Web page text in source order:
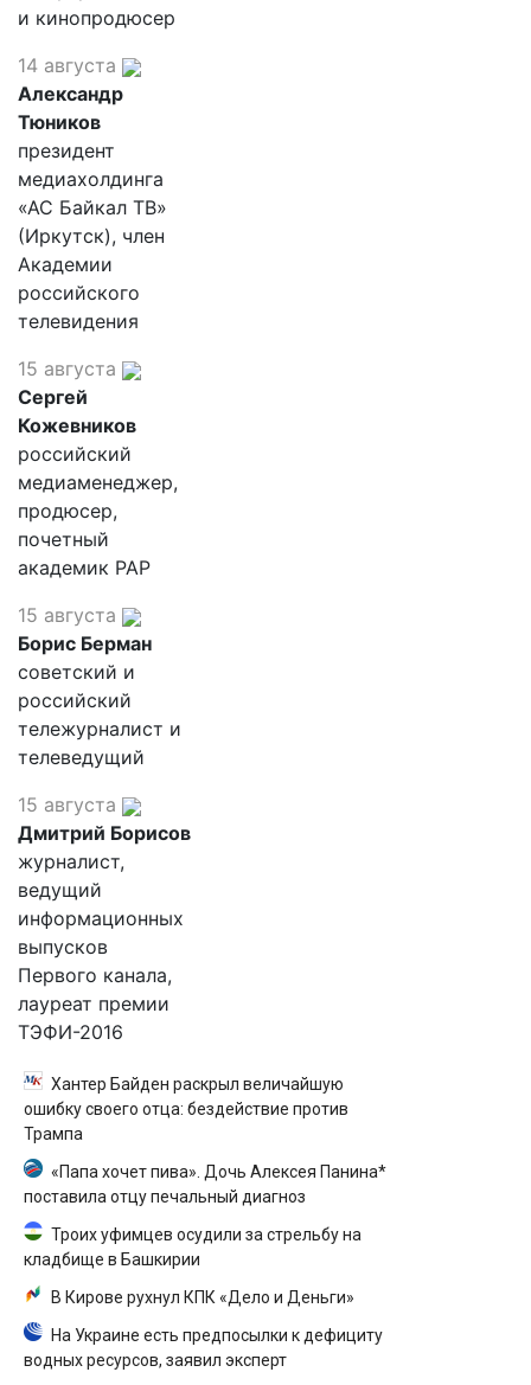
и кинопродюсер
14 августа
Александр
Тюников
президент
медиахолдинга
«АС Байкал ТВ»
(Иркутск), член
Академии
российского
телевидения
15 августа
Сергей
Кожевников
российский
медиаменеджер,
продюсер,
почетный
академик РАР
15 августа
Борис Берман
советский и
российский
тележурналист и
телеведущий
15 августа
Дмитрий Борисов
журналист,
ведущий
информационных
выпусков
Первого канала,
лауреат премии
ТЭФИ-2016
Хантер Байден раскрыл величайшую
ошибку своего отца: бездействие против
Трампа
«Папа хочет пива». Дочь Алексея Панина*
поставила отцу печальный диагноз
Троих уфимцев осудили за стрельбу на
кладбище в Башкирии
В Кирове рухнул КПК «Дело и Деньги»
На Украине есть предпосылки к дефициту
водных ресурсов, заявил эксперт